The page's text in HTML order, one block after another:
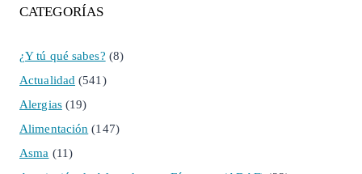
CATEGORÍAS
¿Y tú qué sabes? (8)
Actualidad (541)
Alergias(19)
Alimentación (147)
Asma (11)